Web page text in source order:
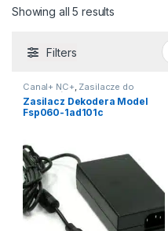
Showing all 5 results
Filters
Canal+ NC+, Zasilacze do
dekoderów
Zasilacz Dekodera Model
Fsp060-1ad101c